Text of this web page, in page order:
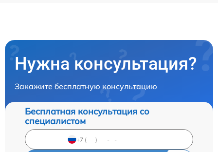
Нужна консультация?
Закажите бесплатную консультацию
Бесплатная консультация со
специалистом